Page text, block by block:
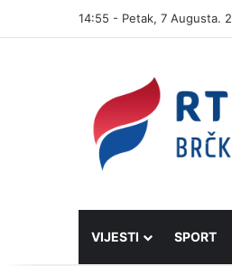
14:55 - Petak, 7 Augusta.
VIJESTI SPORT